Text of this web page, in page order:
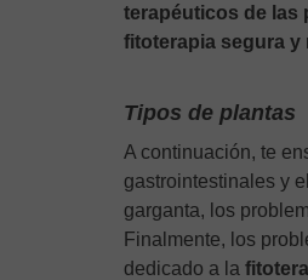
terapéuticos de las
fitoterapia segura y
Tipos de plantas
A continuación, te
gastrointestinales y
garganta, los
Finalmente, los
dedicado a la